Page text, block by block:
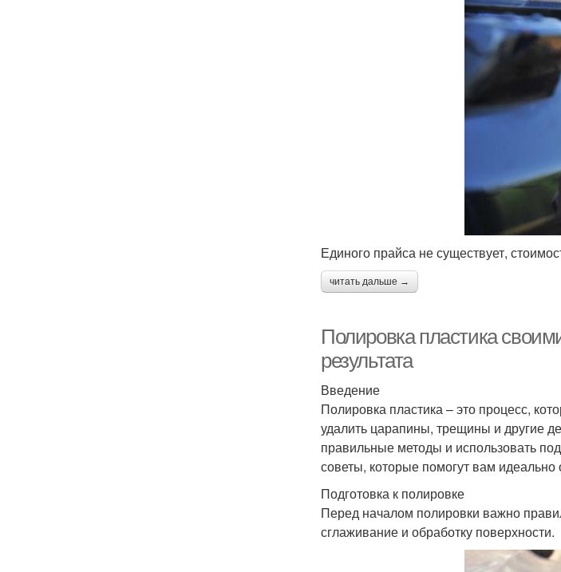
Единого прайса не существует,
читать дальше →
Полировка пластика
результата
Введение
Полировка пластика – это процесс,
удалить царапины, трещины и другие
правильные методы и использовать
советы, которые помогут вам идеально
Подготовка к полировке
Перед началом полировки важно
сглаживание и обработку поверхности.